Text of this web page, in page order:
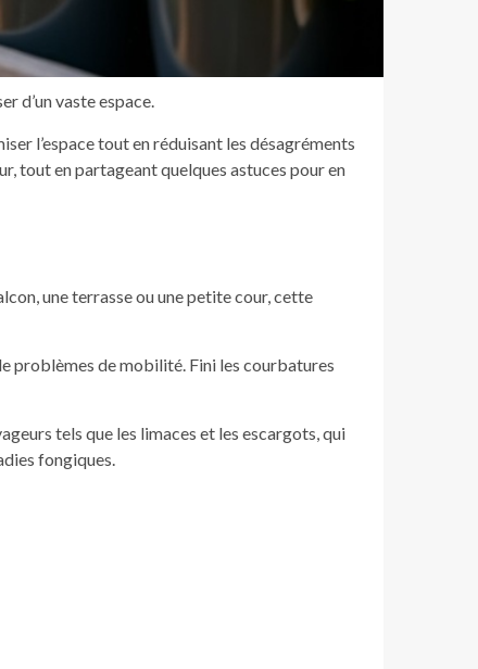
d’un vaste espace.
l’espace tout en réduisant les désagréments
tout en partageant quelques astuces pour en
une terrasse ou une petite cour, cette
problèmes de mobilité. Fini les courbatures
tels que les limaces et les escargots, qui
fongiques.